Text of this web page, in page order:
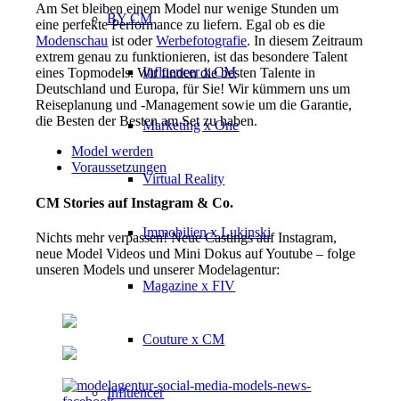
BY CM
Influencer x CM
Marketing x One
Virtual Reality
Immobilien x Lukinski
Magazine x FIV
Couture x CM
Influencer
Am Set bleiben einem Model nur wenige Stunden um
eine perfekte Performance zu liefern. Egal ob es die
Modenschau ist oderWerbefotografie. In diesem Zeitraum
extrem genau zu funktionieren, ist das besondere Talent
eines Topmodels. Wir finden die besten Talente in
Deutschland und Europa, für Sie! Wir kümmern uns um
Reiseplanung und -Management sowie um die Garantie,
die Besten der Besten am Set zu haben.
Model werden
Voraussetzungen
CM Stories auf Instagram & Co.
Nichts mehr verpassen! Neue Castings auf Instagram,
neue Model Videos und Mini Dokus auf Youtube – folge
unseren Models und unserer Modelagentur: